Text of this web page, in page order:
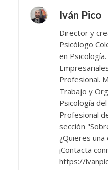
Iván Pico
Director y
Psicólogo
en
Profesional.
Trabajo y
Psicología
Profesional
sección
¿Quieres
¡Contacta
https://